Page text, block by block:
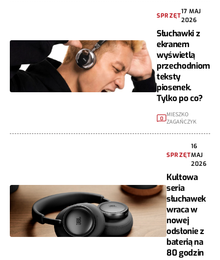
SPRZĘT
17 MAJ
2026
Słuchawki z
ekranem
wyświetlą
przechodniom
teksty
piosenek.
Tylko po co?
0
MIESZKO
ZAGAŃCZYK
SPRZĘT
16
MAJ
2026
Kultowa
seria
słuchawek
wraca w
nowej
odsłonie z
baterią na
80 godzin